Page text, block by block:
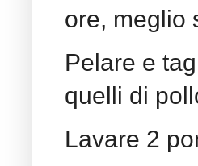
ore, meglio
Pelare e
quelli di
Lavare 2